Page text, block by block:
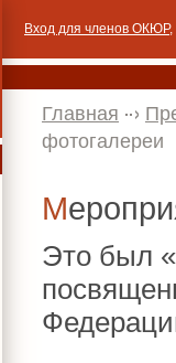
Вход для членов ОКЮР,
Главная
фотогалереи
Это был